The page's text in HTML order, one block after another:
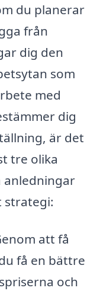
du planerar
från
dig den
som
med
dig
är det
tre olika
anledningar
strategi:
att få
få en bättre
och